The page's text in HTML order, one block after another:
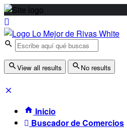
View all results No results
Inicio
Buscador de Comercios